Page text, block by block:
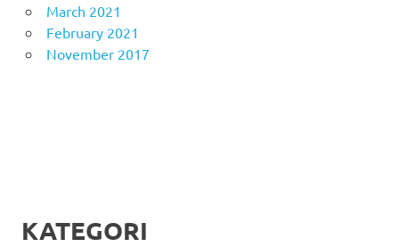
March 2021
February 2021
November 2017
KATEGORI